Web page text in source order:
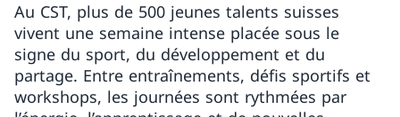
Au CST, plus de 500 jeunes talents suisses
vivent une semaine intense placée sous le
signe du sport, du développement et du
partage. Entre entraînements, défis sportifs et
workshops, les journées sont rythmées par